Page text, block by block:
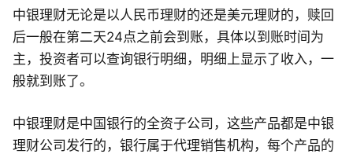
中银理财无论是以人民币理财的还是美元理财的，赎回
后一般在第二天24点之前会到账，具体以到账时间为
主，投资者可以查询银行明细，明细上显示了收入，一
般就到账了。
中银理财是中国银行的全资子公司，这些产品都是中银
理财公司发行的，银行属于代理销售机构，每个产品的